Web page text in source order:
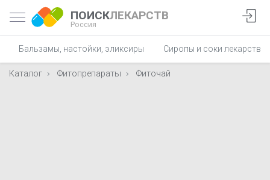
ПОИСКЛЕКАРСТВ
Россия
Бальзамы, настойки, эликсиры Сиропы и соки
Каталог Фитопрепараты Фиточай